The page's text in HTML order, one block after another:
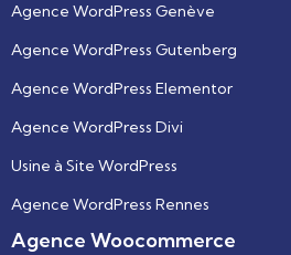
Agence WordPress Genève
Agence WordPress Gutenberg
Agence WordPress Elementor
Agence WordPress Divi
Usine à Site WordPress
Agence WordPress Rennes
Agence Woocommerce